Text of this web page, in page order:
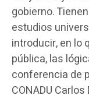
gobierno.
estudios
introducir, en lo
pública, las
conferencia de
CONADU Carlos